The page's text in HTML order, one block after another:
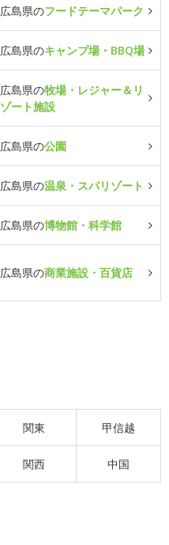
広島県のフードテーマパーク
広島県のキャンプ場・BBQ場
広島県の牧場・レジャー＆リ
ゾート施設
広島県の公園
広島県の温泉・スパリゾート
広島県の博物館・科学館
広島県の商業施設・百貨店
関東 甲信越
関西 中国